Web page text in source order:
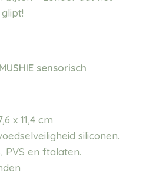
sensorisch
x 11,4 cm
siliconen.
PVS en ftalaten.